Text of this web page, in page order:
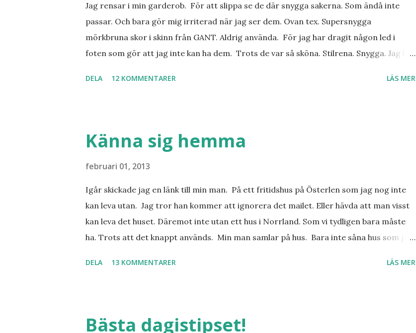
Jag rensar i min garderob. För att slippa se de där snygga sakerna. Som ändå inte
passar. Och bara gör mig irriterad när jag ser dem. Ovan tex. Supersnygga
mörkbruna skor i skinn från GANT. Aldrig använda. För jag har dragit någon led i
foten som gör att jag inte kan ha dem. Trots de var så sköna. Stilrena. Snygga. Jag har
tjejkompisar. Ska bli underbart. Men det behöver jag nog inte säga.
DELA 12 KOMMENTARER LÄS MER
Känna sig hemma
februari 01, 2013
Igår skickade jag en länk till min man. På ett fritidshus på Österlen som jag nog inte
kan leva utan. Jag tror han kommer att ignorera det mailet. Eller hävda att man visst
kan leva det huset. Däremot inte utan ett hus i Norrland. Som vi tydligen bara måste
ha. Trots att det knappt används. Min man samlar på hus. Bara inte såna hus som jag
DELA 13 KOMMENTARER LÄS MER
Bästa dagistipset!